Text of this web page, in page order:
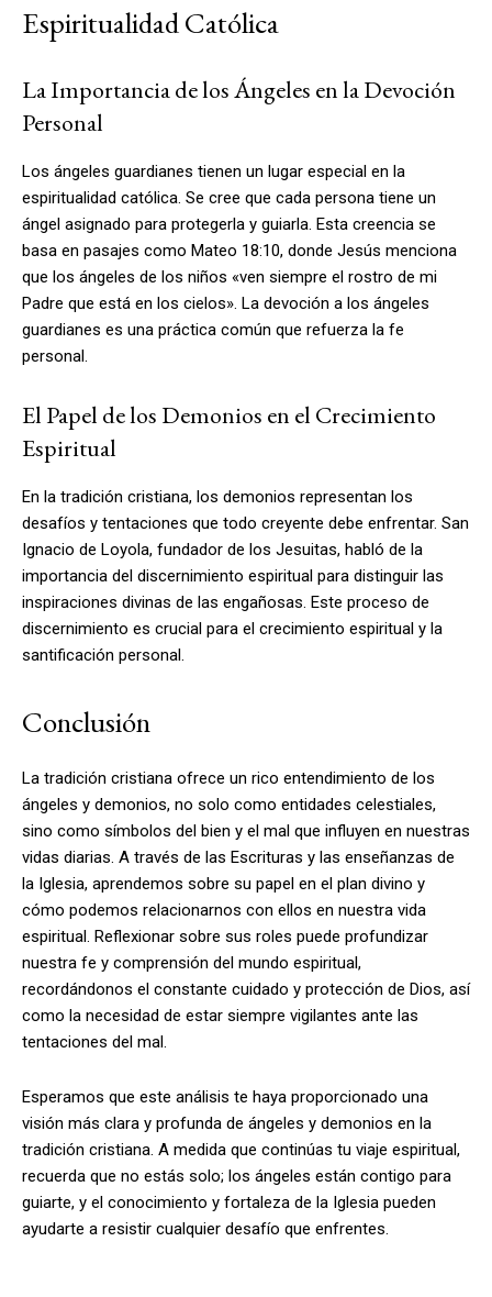
Espiritualidad Católica
La Importancia de los Ángeles en la Devoción
Personal
Los ángeles guardianes tienen un lugar especial en la
espiritualidad católica. Se cree que cada persona tiene un
ángel asignado para protegerla y guiarla. Esta creencia se
basa en pasajes como Mateo 18:10, donde Jesús menciona
que los ángeles de los niños «ven siempre el rostro de mi
Padre que está en los cielos». La devoción a los ángeles
guardianes es una práctica común que refuerza la fe
personal.
El Papel de los Demonios en el Crecimiento
Espiritual
En la tradición cristiana, los demonios representan los
desafíos y tentaciones que todo creyente debe enfrentar. San
Ignacio de Loyola, fundador de los Jesuitas, habló de la
importancia del discernimiento espiritual para distinguir las
inspiraciones divinas de las engañosas. Este proceso de
discernimiento es crucial para el crecimiento espiritual y la
santificación personal.
Conclusión
La tradición cristiana ofrece un rico entendimiento de los
ángeles y demonios, no solo como entidades celestiales,
sino como símbolos del bien y el mal que influyen en nuestras
vidas diarias. A través de las Escrituras y las enseñanzas de
la Iglesia, aprendemos sobre su papel en el plan divino y
cómo podemos relacionarnos con ellos en nuestra vida
espiritual. Reflexionar sobre sus roles puede profundizar
nuestra fe y comprensión del mundo espiritual,
recordándonos el constante cuidado y protección de Dios, así
como la necesidad de estar siempre vigilantes ante las
tentaciones del mal.
Esperamos que este análisis te haya proporcionado una
visión más clara y profunda de ángeles y demonios en la
tradición cristiana. A medida que continúas tu viaje espiritual,
recuerda que no estás solo; los ángeles están contigo para
guiarte, y el conocimiento y fortaleza de la Iglesia pueden
ayudarte a resistir cualquier desafío que enfrentes.